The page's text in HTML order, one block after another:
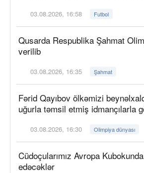
03.08.2026, 16:58 Futbol
Qusarda Respublika Şahmat
verilib
03.08.2026, 16:35 Şahmat
Fərid Qayıbov ölkəmizi
uğurla təmsil etmiş idmançılarla
03.08.2026, 16:30 Olimpiya dünyası
Cüdoçularımız Avropa
edəcəklər